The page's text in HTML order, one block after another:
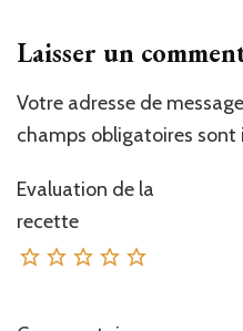
Laisser un
Votre adresse de
champs obligatoires sont
Evaluation de la
recette